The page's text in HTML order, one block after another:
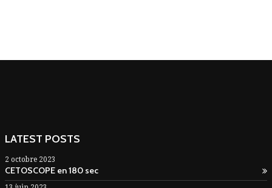
LATEST POSTS
2 octobre 2023
CETOSCOPE en 180 sec